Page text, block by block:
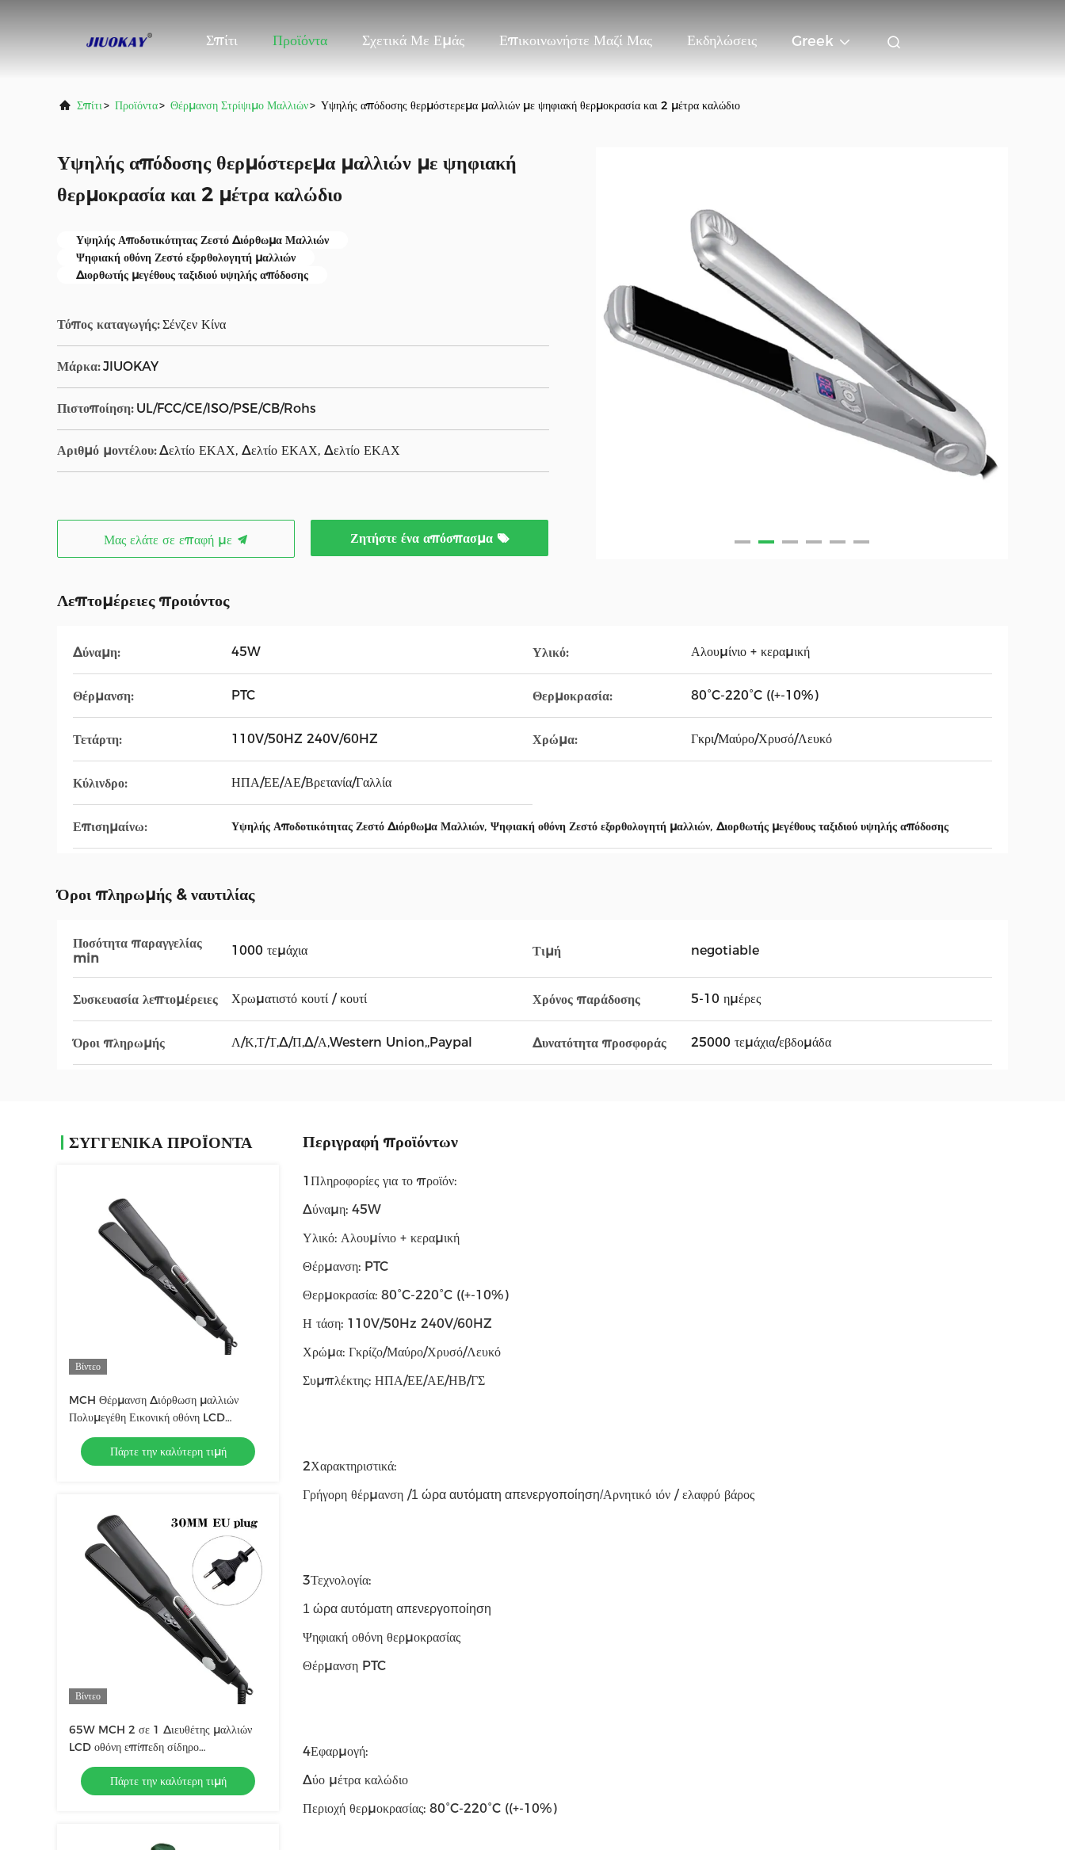
Σπίτι Προϊόντα Σχετικά Με Εμάς Επικοινωνήστε Μαζί Μας Εκδηλώσεις Greek
Σπίτι> Προϊόντα> Θέρμανση Στρίψιμο Μαλλιών> Υψηλής απόδοσης θερμόστερεμα μαλλιών με ψηφιακή θερμοκρασία και 2 μέτρα καλώδιο
Υψηλής απόδοσης θερμόστερεμα μαλλιών με ψηφιακή
θερμοκρασία και 2 μέτρα καλώδιο
Υψηλής Αποδοτικότητας Ζεστό Διόρθωμα Μαλλιών
Ψηφιακή οθόνη Ζεστό εξορθολογητή μαλλιών
Διορθωτής μεγέθους ταξιδιού υψηλής απόδοσης
Τόπος καταγωγής: Σένζεν Κίνα
Μάρκα: JIUOKAY
Πιστοποίηση: UL/FCC/CE/ISO/PSE/CB/Rohs
Αριθμό μοντέλου: Δελτίο ΕΚΑΧ, Δελτίο ΕΚΑΧ, Δελτίο ΕΚΑΧ
Μας ελάτε σε επαφή με Ζητήστε ένα απόσπασμα
Λεπτομέρειες προιόντος
Δύναμη: 45W Υλικό: Αλουμίνιο + κεραμική
Θέρμανση: PTC Θερμοκρασία: 80°C-220°C ((+-10%)
Τετάρτη: 110V/50HZ 240V/60HZ Χρώμα: Γκρι/Μαύρο/Χρυσό/Λευκό
Κύλινδρο: ΗΠΑ/ΕΕ/ΑΕ/Βρετανία/Γαλλία
Επισημαίνω: Υψηλής Αποδοτικότητας Ζεστό Διόρθωμα Μαλλιών, Ψηφιακή οθόνη Ζεστό εξορθολογητή μαλλιών, Διορθωτής μεγέθους ταξιδιού υψηλής απόδοσης
Όροι πληρωμής & ναυτιλίας
Ποσότητα παραγγελίας
min
1000 τεμάχια Τιμή negotiable
Συσκευασία λεπτομέρειες Χρωματιστό κουτί / κουτί Χρόνος παράδοσης 5-10 ημέρες
Όροι πληρωμής Λ/Κ,Τ/Τ,Δ/Π,Δ/Α,Western Union,,Paypal Δυνατότητα προσφοράς 25000 τεμάχια/εβδομάδα
ΣΥΓΓΕΝΙΚΆ ΠΡΟΪΌΝΤΑ
Βίντεο
MCH Θέρμανση Διόρθωση μαλλιών
Πολυμεγέθη Εικονική οθόνη LCD
Ενεργοποίηση αφής Επαγγελματικά
εργαλεία
Πάρτε την καλύτερη τιμή
Βίντεο
65W MCH 2 σε 1 Διευθέτης μαλλιών
LCD οθόνη επίπεδη σίδηρο
πολυλειτουργικό μαλλί curler με 3
μεγέθη πίνακαΠάρτε την καλύτερη τιμή
Περιγραφή προϊόντων
1Πληροφορίες για το προϊόν:
Δύναμη: 45W
Υλικό: Αλουμίνιο + κεραμική
Θέρμανση: PTC
Θερμοκρασία: 80°C-220°C ((+-10%)
Η τάση: 110V/50Hz 240V/60HZ
Χρώμα: Γκρίζο/Μαύρο/Χρυσό/Λευκό
Συμπλέκτης: ΗΠΑ/ΕΕ/ΑΕ/ΗΒ/ΓΣ
2Χαρακτηριστικά:
Γρήγορη θέρμανση /1 ώρα αυτόματη απενεργοποίηση/Αρνητικό ιόν / ελαφρύ βάρος
3Τεχνολογία:
1 ώρα αυτόματη απενεργοποίηση
Ψηφιακή οθόνη θερμοκρασίας
Θέρμανση PTC
4Εφαρμογή:
Δύο μέτρα καλώδιο
Περιοχή θερμοκρασίας: 80°C-220°C ((+-10%)